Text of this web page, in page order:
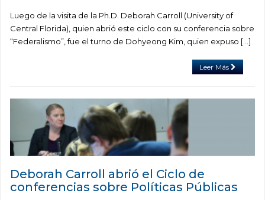
Luego de la visita de la Ph.D. Deborah Carroll (University of
Central Florida), quien abrió este ciclo con su conferencia sobre
“Federalismo”, fue el turno de Dohyeong Kim, quien expuso […]
Leer Más
Deborah Carroll abrió el Ciclo de
conferencias sobre Políticas Públicas